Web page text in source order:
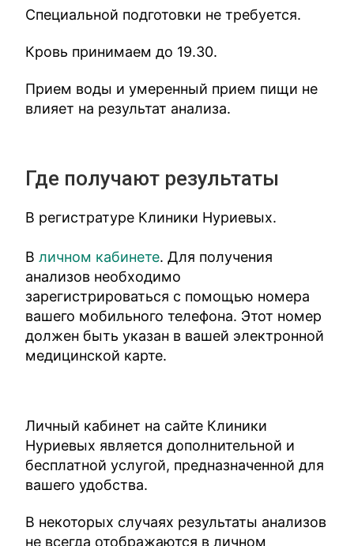
Специальной подготовки не требуется.
Кровь принимаем до 19.30.
Прием воды и умеренный прием пищи не
влияет на результат анализа.
Где получают результаты
В регистратуре Клиники Нуриевых.
Вличном кабинете. Для получения
анализов необходимо
зарегистрироваться с помощью номера
вашего мобильного телефона. Этот номер
должен быть указан в вашей электронной
медицинской карте.
Личный кабинет на сайте Клиники
Нуриевых является дополнительной и
бесплатной услугой, предназначенной для
вашего удобства.
В некоторых случаях результаты анализов
не всегда отображаются в личном